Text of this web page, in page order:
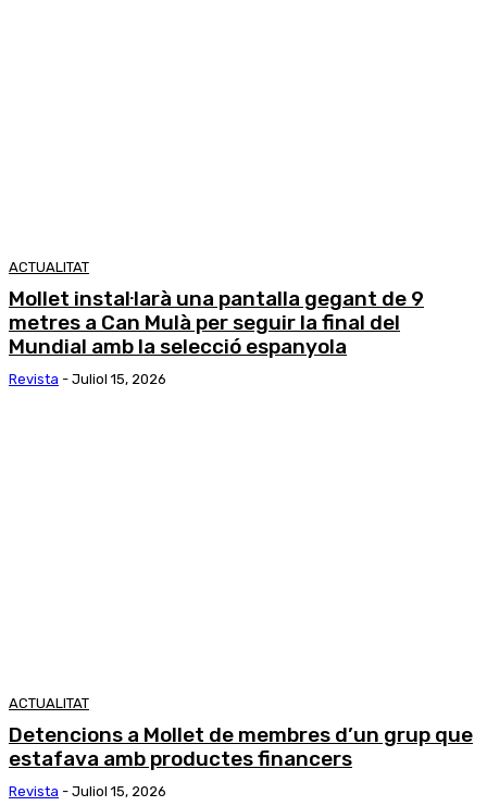
ACTUALITAT
Mollet instal·larà una pantalla gegant de 9
metres a Can Mulà per seguir la final del
Mundial amb la selecció espanyola
Revista - Juliol 15, 2026
ACTUALITAT
Detencions a Mollet de membres d’un grup que
estafava amb productes financers
Revista - Juliol 15, 2026